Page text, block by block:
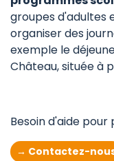
groupes d'adultes
organiser des
exemple le
Château, située à
Besoin d'aide
→ Contactez-